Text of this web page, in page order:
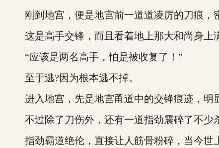
刚到地宫，便是地宫前一道道凌厉的刀痕，
这是高手交锋，而且看着地上那大和尚身上
“应该是两名高手，怕是被收复了！”
至于逃?因为根本逃不掉。
进入地宫，先是地宫甬道中的交锋痕迹，明
不过除了刀伤外，还有一道指劲震碎了不少
指劲霸道绝伦，直接让人筋骨粉碎，当今世